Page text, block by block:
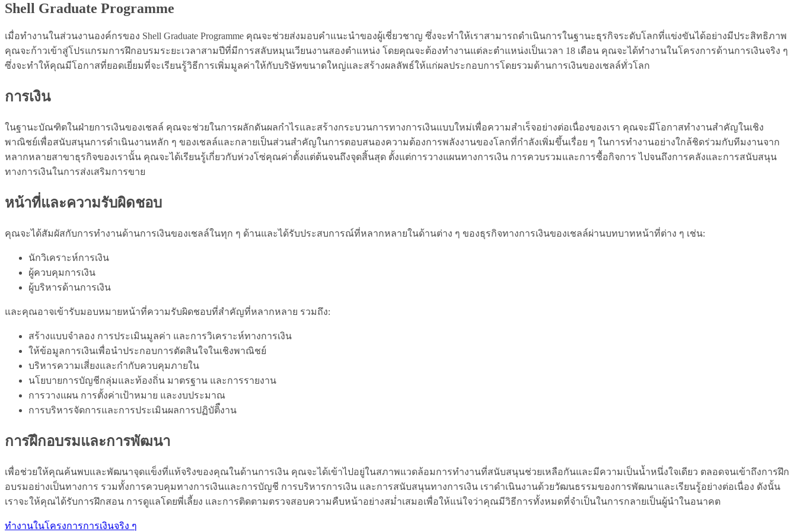
Shell Graduate Programme
เมื่อทำงานในส่วนงานองค์กรของ Shell Graduate Programme คุณจะช่วยส่งมอบคำแนะนำของผู้เชี่ยวชาญ ซึ่งจะทำให้เราสามารถดำเนินการในฐานะธุรกิจระดับโลกที่แข่งขันได้อย่างมีประสิทธิภาพ
คุณจะก้าวเข้าสู่โปรแกรมการฝึกอบรมระยะเวลาสามปีที่มีการสลับหมุนเวียนงานสองตำแหน่ง โดยคุณจะต้องทำงานแต่ละตำแหน่งเป็นเวลา 18 เดือน คุณจะได้ทำงานในโครงการด้านการเงินจริง ๆ
ซึ่งจะทำให้คุณมีโอกาสที่ยอดเยี่ยมที่จะเรียนรู้วิธีการเพิ่มมูลค่าให้กับบริษัทขนาดใหญ่และสร้างผลลัพธ์ให้แก่ผลประกอบการโดยรวมด้านการเงินของเชลล์ทั่วโลก
การเงิน
ในฐานะบัณฑิตในฝ่ายการเงินของเชลล์ คุณจะช่วยในการผลักดันผลกำไรและสร้างกระบวนการทางการเงินแบบใหม่เพื่อความสำเร็จอย่างต่อเนื่องของเรา คุณจะมีโอกาสทำงานสำคัญในเชิง
พาณิชย์เพื่อสนับสนุนการดำเนินงานหลัก ๆ ของเชลล์และกลายเป็นส่วนสำคัญในการตอบสนองความต้องการพลังงานของโลกที่กำลังเพิ่มขึ้นเรื่อย ๆ ในการทำงานอย่างใกล้ชิดร่วมกับทีมงานจาก
หลากหลายสาขาธุรกิจของเรานั้น คุณจะได้เรียนรู้เกี่ยวกับห่วงโซ่คุณค่าตั้งแต่ต้นจนถึงจุดสิ้นสุด ตั้งแต่การวางแผนทางการเงิน การควบรวมและการซื้อกิจการ ไปจนถึงการคลังและการสนับสนุน
ทางการเงินในการส่งเสริมการขาย
หน้าที่และความรับผิดชอบ
คุณจะได้สัมผัสกับการทำงานด้านการเงินของเชลล์ในทุก ๆ ด้านและได้รับประสบการณ์ที่หลากหลายในด้านต่าง ๆ ของธุรกิจทางการเงินของเชลล์ผ่านบทบาทหน้าที่ต่าง ๆ เช่น:
นักวิเคราะห์การเงิน
ผู้ควบคุมการเงิน
ผู้บริหารด้านการเงิน
และคุณอาจเข้ารับมอบหมายหน้าที่ความรับผิดชอบที่สำคัญที่หลากหลาย รวมถึง:
สร้างแบบจำลอง การประเมินมูลค่า และการวิเคราะห์ทางการเงิน
ให้ข้อมูลการเงินเพื่อนำประกอบการตัดสินใจในเชิงพาณิชย์
บริหารความเสี่ยงและกำกับควบคุมภายใน
นโยบายการบัญชีกลุ่มและท้องถิ่น มาตรฐาน และการรายงาน
การวางแผน การตั้งค่าเป้าหมาย และงบประมาณ
การบริหารจัดการและการประเมินผลการปฏิบัติืงาน
การฝึกอบรมและการพัฒนา
เพื่อช่วยให้คุณค้นพบและพัฒนาจุดแข็งที่แท้จริงของคุณในด้านการเงิน คุณจะได้เข้าไปอยู่ในสภาพแวดล้อมการทำงานที่สนับสนุนช่วยเหลือกันและมีความเป็นน้ำหนึ่งใจเดียว ตลอดจนเข้าถึงการฝึก
อบรมอย่างเป็นทางการ รวมทั้งการควบคุมทางการเงินและการบัญชี การบริหารการเงิน และการสนับสนุนทางการเงิน เราดำเนินงานด้วยวัฒนธรรมของการพัฒนาและเรียนรู้อย่างต่อเนื่อง ดังนั้น
เราจะให้คุณได้รับการฝึกสอน การดูแลโดยพี่เลี้ยง และการติดตามตรวจสอบความคืบหน้าอย่างสม่ำเสมอเพื่อให้แน่ใจว่าคุณมีวิธีการทั้งหมดที่จำเป็นในการกลายเป็นผู้นำในอนาคต
ทำงานในโครงการการเงินจริง ๆ